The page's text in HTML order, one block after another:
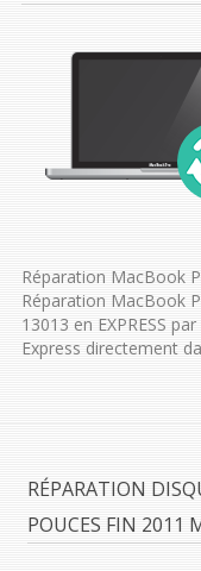
Réparation MacBook
Réparation MacBook
13013 en EXPRESS
Express directement
RÉPARATION
POUCES FIN 2011